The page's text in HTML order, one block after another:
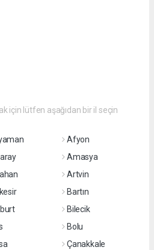
için lütfen aşağıdan bir il seçin
Afyon
Amasya
Artvin
Bartın
Bilecik
Bolu
Çanakkale